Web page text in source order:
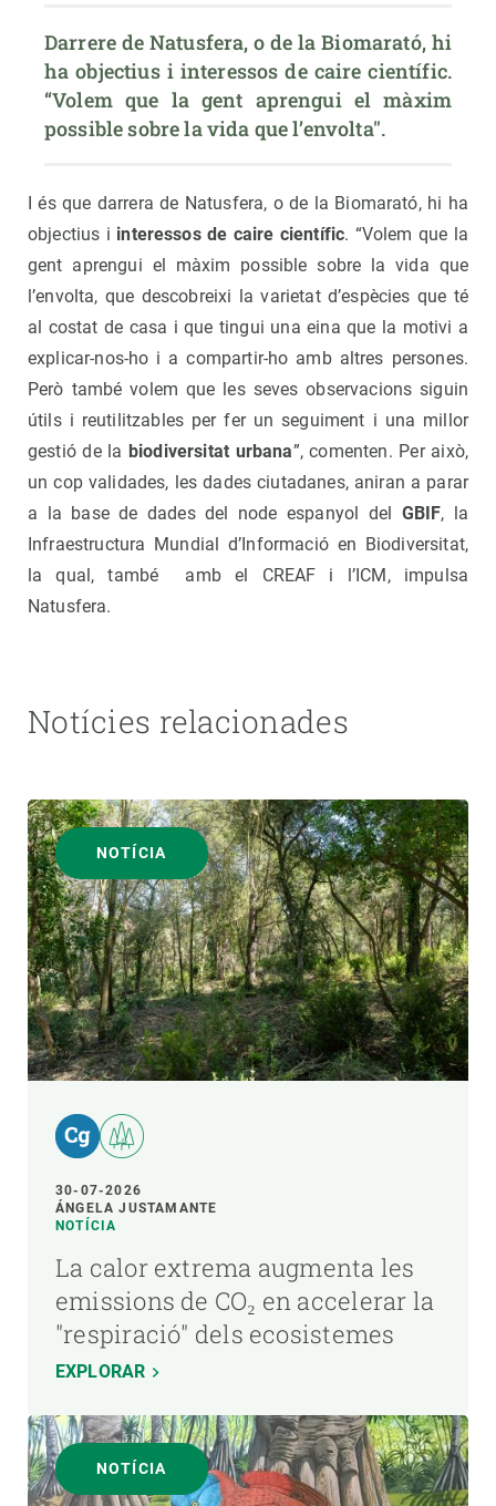
Darrere de Natusfera, o de la Biomarató, hi
ha objectius i interessos de caire científic.
“Volem que la gent aprengui el màxim
possible sobre la vida que l’envolta".
I és que darrera de Natusfera, o de la Biomarató, hi ha
objectius i interessos de caire científic. “Volem que la
gent aprengui el màxim possible sobre la vida que
l’envolta, que descobreixi la varietat d’espècies que té
al costat de casa i que tingui una eina que la motivi a
explicar-nos-ho i a compartir-ho amb altres persones.
Però també volem que les seves observacions siguin
útils i reutilitzables per fer un seguiment i una millor
gestió de la biodiversitat urbana”, comenten. Per això,
un cop validades, les dades ciutadanes, aniran a parar
a la base de dades del node espanyol del GBIF, la
Infraestructura Mundial d’Informació en Biodiversitat,
la qual, també amb el CREAF i l’ICM, impulsa
Natusfera.
Notícies relacionades
NOTÍCIA
30-07-2026
ÁNGELA JUSTAMANTE
NOTÍCIA
La calor extrema augmenta les
emissions de CO₂ en accelerar la
"respiració" dels ecosistemes
EXPLORAR
NOTÍCIA